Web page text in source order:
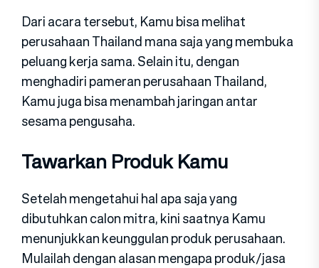
Dari acara tersebut, Kamu bisa melihat
perusahaan Thailand mana saja yang membuka
peluang kerja sama. Selain itu, dengan
menghadiri pameran perusahaan Thailand,
Kamu juga bisa menambah jaringan antar
sesama pengusaha.
Tawarkan Produk Kamu
Setelah mengetahui hal apa saja yang
dibutuhkan calon mitra, kini saatnya Kamu
menunjukkan keunggulan produk perusahaan.
Mulailah dengan alasan mengapa produk/jasa